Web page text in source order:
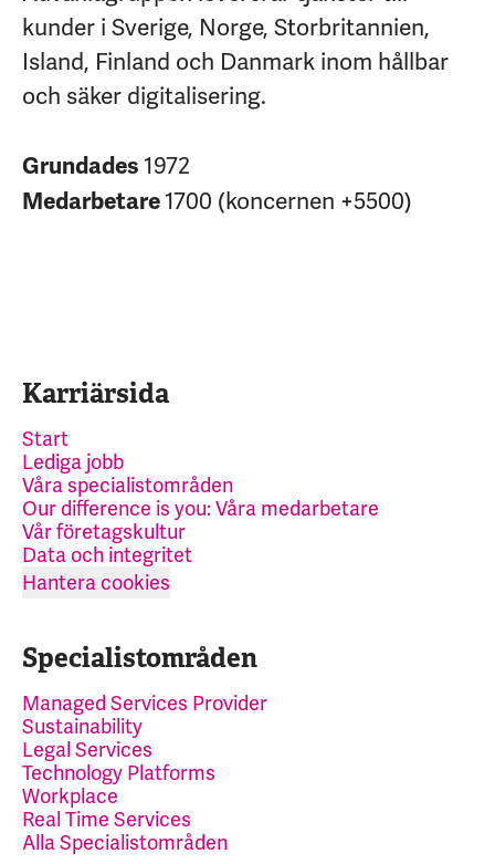
kunder i Sverige, Norge, Storbritannien,
Island, Finland och Danmark inom hållbar
och säker digitalisering.
Grundades1972
Medarbetare1700 (koncernen +5500)
Karriärsida
Start
Lediga jobb
Våra specialistområden
Our difference is you: Våra medarbetare
Vår företagskultur
Data och integritet
Hantera cookies
Specialistområden
Managed Services Provider
Sustainability
Legal Services
Technology Platforms
Workplace
Real Time Services
Alla Specialistområden